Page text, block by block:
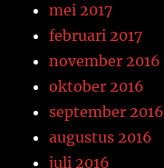
mei 2017
februari 2017
november 2016
oktober 2016
september 2016
augustus 2016
juli 2016